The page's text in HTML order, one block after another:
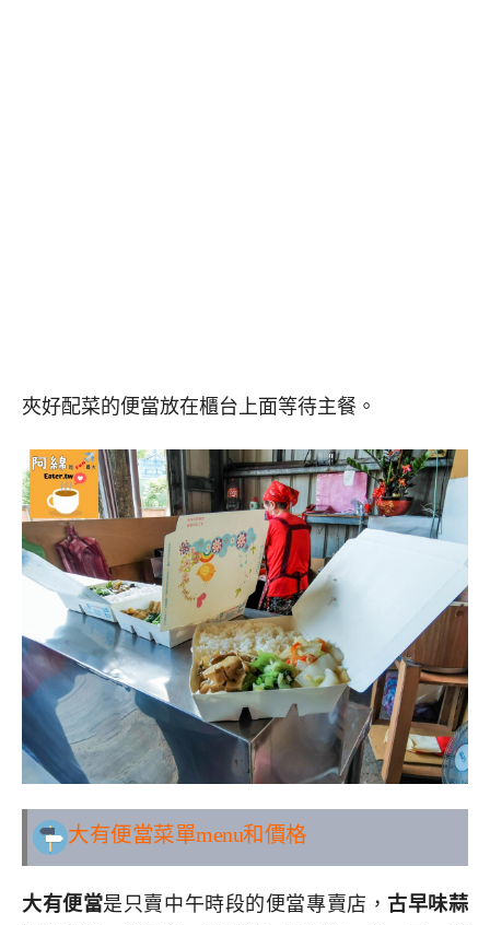
夾好配菜的便當放在櫃台上面等待主餐。
大有便當菜單menu和價格
大有便當是只賣中午時段的便當專賣店， 古早味蒜